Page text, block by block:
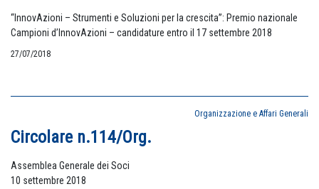
“InnovAzioni – Strumenti e Soluzioni per la crescita”: Premio nazionale
Campioni d’InnovAzioni – candidature entro il 17 settembre 2018
27/07/2018
Organizzazione e Affari Generali
Circolare n.114/Org.
Assemblea Generale dei Soci
10 settembre 2018